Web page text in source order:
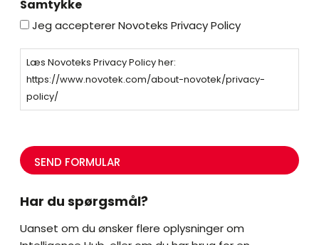
Samtykke
Jeg accepterer Novoteks Privacy Policy
Læs Novoteks Privacy Policy her:
https://www.novotek.com/about-novotek/privacy-
policy/
P
T
C
A
Har du spørgsmål?
Uanset om du ønsker flere oplysninger om